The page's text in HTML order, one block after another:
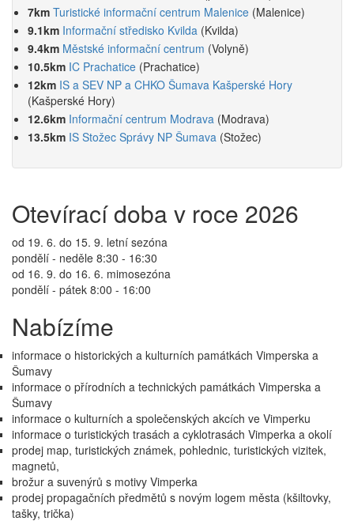
7km Turistické informační centrum Malenice (Malenice)
9.1km Informační středisko Kvilda (Kvilda)
9.4km Městské informační centrum (Volyně)
10.5km IC Prachatice (Prachatice)
12km IS a SEV NP a CHKO Šumava Kašperské Hory
(Kašperské Hory)
12.6km Informační centrum Modrava (Modrava)
13.5km IS Stožec Správy NP Šumava (Stožec)
Otevírací doba v roce 2026
od 19. 6. do 15. 9. letní sezóna
pondělí - neděle 8:30 - 16:30
od 16. 9. do 16. 6. mimosezóna
pondělí - pátek 8:00 - 16:00
Nabízíme
informace o historických a kulturních památkách Vimperska a
Šumavy
informace o přírodních a technických památkách Vimperska a
Šumavy
informace o kulturních a společenských akcích ve Vimperku
informace o turistických trasách a cyklotrasách Vimperka a okolí
prodej map, turistických známek, pohlednic, turistických vizitek,
magnetů,
brožur a suvenýrů s motivy Vimperka
prodej propagačních předmětů s novým logem města (kšiltovky,
tašky, trička)